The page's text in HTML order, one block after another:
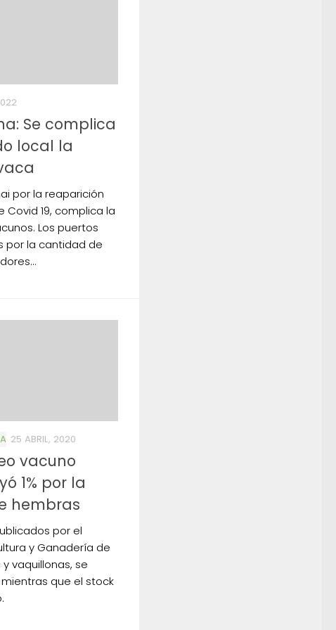
Se complica
local la
por la reaparición
Covid 19, complica la
Los puertos
por la cantidad de
25 ABRIL, 2020
vacuno
1% por la
hembras
por el
y Ganadería de
y vaquillonas, se
que el stock